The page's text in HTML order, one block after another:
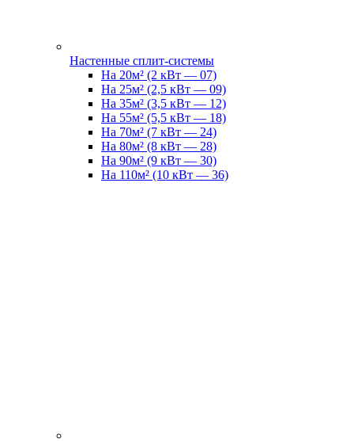
Настенные сплит-системы
На 20м² (2 кВт — 07)
На 25м² (2,5 кВт — 09)
На 35м² (3,5 кВт — 12)
На 55м² (5,5 кВт — 18)
На 70м² (7 кВт — 24)
На 80м² (8 кВт — 28)
На 90м² (9 кВт — 30)
На 110м² (10 кВт — 36)